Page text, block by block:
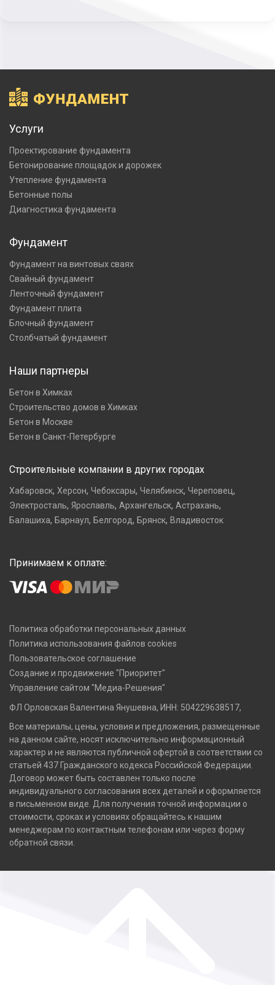
Услуги
Проектирование фундамента
Бетонирование площадок и дорожек
Утепление фундамента
Бетонные полы
Диагностика фундамента
Фундамент
Фундамент на винтовых сваях
Свайный фундамент
Ленточный фундамент
Фундамент плита
Блочный фундамент
Столбчатый фундамент
Наши партнеры
Бетон в Химках
Строительство домов в Химках
Бетон в Москве
Бетон в Санкт-Петербурге
Строительные компании в других городах
Хабаровск, Херсон, Чебоксары, Челябинск, Череповец,
Электросталь, Ярославль, Архангельск, Астрахань,
Балашиха, Барнаул, Белгород, Брянск, Владивосток
Принимаем к оплате:
Политика обработки персональных данных
Политика использования файлов cookies
Пользовательское соглашение
Создание и продвижение "Приоритет"
Управление сайтом "Медиа-Решения"
ФЛ Орловская Валентина Янушевна, ИНН: 504229638517,
Все материалы, цены, условия и предложения, размещенные
на данном сайте, носят исключительно информационный
характер и не являются публичной офертой в соответствии со
статьей 437 Гражданского кодекса Российской Федерации.
Договор может быть составлен только после
индивидуального согласования всех деталей и оформляется
в письменном виде. Для получения точной информации о
стоимости, сроках и условиях обращайтесь к нашим
менеджерам по контактным телефонам или через форму
обратной связи.